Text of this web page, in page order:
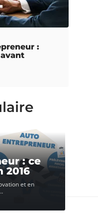
:
: ce
2016
et en